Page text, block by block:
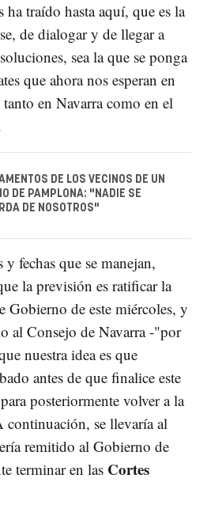
traído hasta aquí, que es la
de dialogar y de llegar a
sea la que se ponga
que ahora nos esperan en
tanto en Navarra como en el
DE LOS VECINOS DE UN
DE PAMPLONA: "NADIE SE
DE NOSOTROS"
fechas que se manejan,
la previsión es ratificar la
Gobierno de este miércoles, y
al Consejo de Navarra -"por
nuestra idea es que
antes de que finalice este
posteriormente volver a la
continuación, se llevaría al
remitido al Gobierno de
terminar en las Cortes